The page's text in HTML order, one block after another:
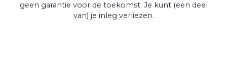
geen garantie voor de toekomst. Je kunt (een deel
van) je inleg verliezen.